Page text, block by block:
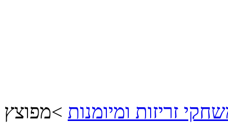
זריזות ומיומנות >מפוצץ